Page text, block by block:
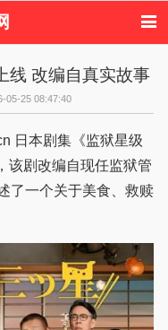
节目
偶像活动
线 改编自真实故事
05-25 08:47:40
该剧改编自现任监狱管
了一个关于美食、救赎